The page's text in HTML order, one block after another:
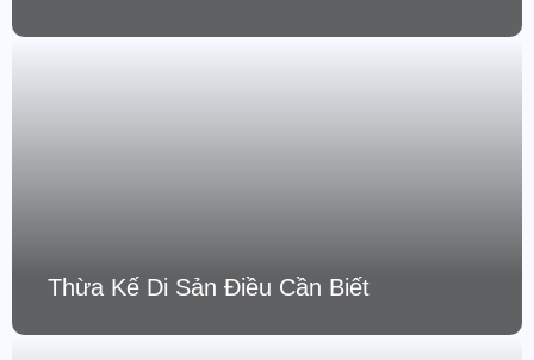
Thừa Kế Di Sản Điều Cần Biết